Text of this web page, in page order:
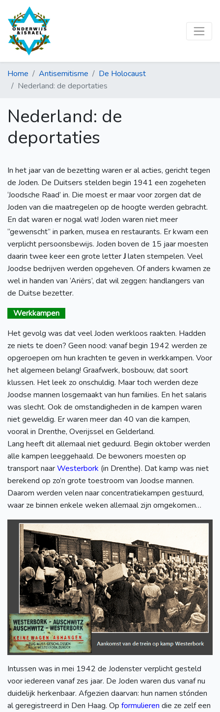
Home Antisemitisme
De Holocaust
Nederland: de deportaties
Nederland: de
deportaties
In het jaar van de bezetting waren er al acties, gericht tegen
de Joden. De Duitsers stelden begin 1941 een zogeheten
‘Joodsche Raad’ in. Die moest er maar voor zorgen dat de
Joden van die maatregelen op de hoogte werden gebracht.
En dat waren er nogal wat! Joden waren niet meer
“gewenscht” in parken, musea en restaurants. Er kwam een
verplicht persoonsbewijs. Joden boven de 15 jaar moesten
daarin twee keer een grote letterJlaten stempelen. Veel
Joodse bedrijven werden opgeheven. Of anders kwamen ze
wel in handen van ‘Ariërs’, dat wil zeggen: handlangers van
de Duitse bezetter.
Werkkampen
Het gevolg was dat veel Joden werkloos raakten. Hadden
ze niets te doen? Geen nood: vanaf begin 1942 werden ze
opgeroepen om hun krachten te geven in werkkampen. Voor
het algemeen belang! Graafwerk, bosbouw, dat soort
klussen. Het leek zo onschuldig. Maar toch werden deze
Joodse mannen losgemaakt van hun families. En het salaris
was slecht. Ook de omstandigheden in de kampen waren
niet geweldig. Er waren meer dan 40 van die kampen,
vooral in Drenthe, Overijssel en Gelderland.
Lang heeft dit allemaal niet geduurd. Begin oktober werden
alle kampen leeggehaald. De bewoners moesten op
transport naarWesterbork (in Drenthe). Dat kamp was niet
berekend op zo’n grote toestroom van Joodse mannen.
Daarom werden velen naar concentratiekampen gestuurd,
waar ze binnen enkele weken allemaal zijn omgekomen…
Intussen was in mei 1942 de Jodenster verplicht gesteld
voor iedereen vanaf zes jaar. De Joden waren dus vanaf nu
duidelijk herkenbaar. Afgezien daarvan: hun namen stónden
al geregistreerd in Den Haag. Op formulieren die ze zelf een